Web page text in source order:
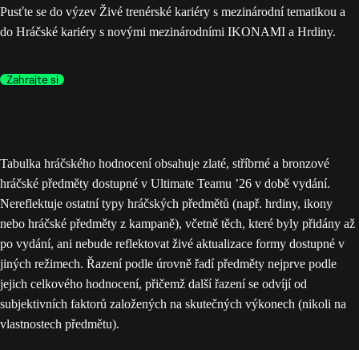
Pusťte se do výzev Živé trenérské kariéry s mezinárodní tematikou a
do Hráčské kariéry s novými mezinárodními IKONAMI a Hrdiny.
Zahrajte si
Tabulka hráčského hodnocení obsahuje zlaté, stříbrné a bronzové
hráčské předměty dostupné v Ultimate Teamu ’26 v době vydání.
Nereflektuje ostatní typy hráčských předmětů (např. hrdiny, ikony
nebo hráčské předměty z kampaně), včetně těch, které byly přidány až
po vydání, ani nebude reflektovat živé aktualizace formy dostupné v
jiných režimech. Řazení podle úrovně řadí předměty nejprve podle
jejich celkového hodnocení, přičemž další řazení se odvíjí od
subjektivních faktorů založených na skutečných výkonech (nikoli na
vlastnostech předmětu).